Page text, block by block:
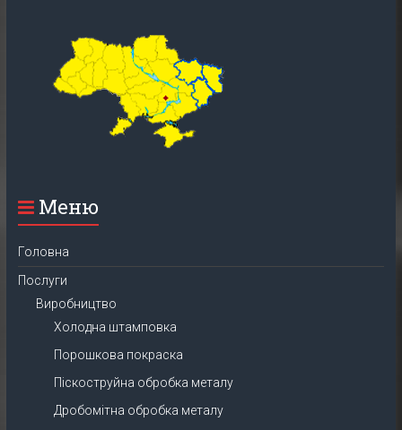
Меню
Головна
Послуги
Виробництво
Холодна штамповка
Порошкова покраска
Піскоструйна обробка металу
Дробомітна обробка металу